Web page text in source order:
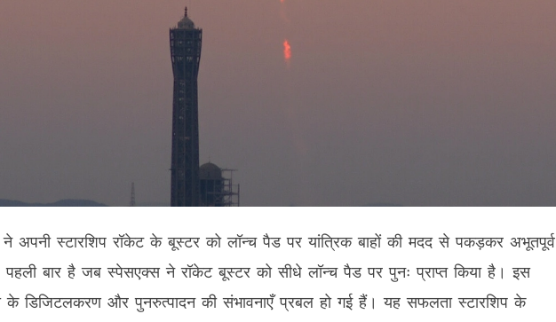
स्टारशिप रॉकेट के बूस्टर को लॉन्च पैड पर यांत्रिक बाहों की मदद से पकड़कर अभूतपूर्व
बार है जब स्पेसएक्स ने रॉकेट बूस्टर को सीधे लॉन्च पैड पर पुनः प्राप्त किया है। इस
के डिजिटलकरण और पुनरुत्पादन की संभावनाएँ प्रबल हो गई हैं। यह सफलता स्टारशिप के